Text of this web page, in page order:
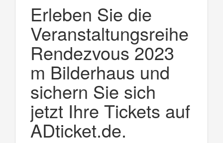
Erleben Sie die
Veranstaltungsreihe
Rendezvous 2023
m Bilderhaus und
sichern Sie sich
jetzt Ihre Tickets auf
ADticket.de.